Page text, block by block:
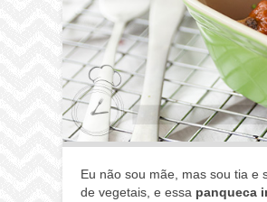
Eu não sou mãe, mas sou tia e
de vegetais, e essa panqueca